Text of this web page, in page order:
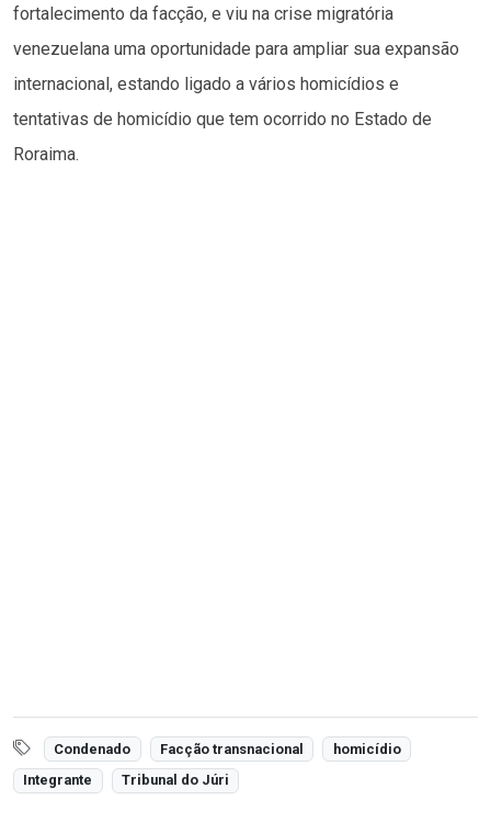
fortalecimento da facção, e viu na crise migratória
venezuelana uma oportunidade para ampliar sua expansão
internacional, estando ligado a vários homicídios e
tentativas de homicídio que tem ocorrido no Estado de
Roraima.
Condenado Facção transnacional
homicídio
Integrante
Tribunal do Júri